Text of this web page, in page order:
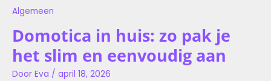
Algemeen
Domotica in huis: zo pak je
het slim en eenvoudig aan
Door Eva / april 18, 2026